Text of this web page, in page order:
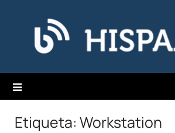
contenido
Hispamicro Blog
Etiqueta: Workstation